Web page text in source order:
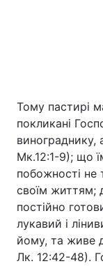
Тому пастирі
покликані
винограднику,
Мк.12:1-9); що
побожності не
своїм життям;
постійно
лукавий і
йому, та живе
Лк. 12:42-48).